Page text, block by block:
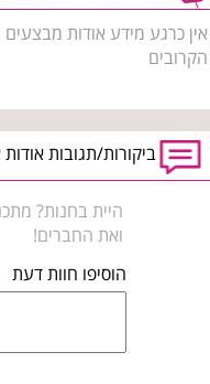
אין כרגע מידע אודות
הקרובים
ביקורות/תגובות אודות
היית בחנות?
ואת החברים!
הוסיפו חוות דעת